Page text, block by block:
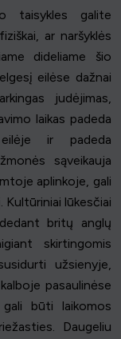
taisykles galite
ar naršyklės
dideliame šio
eilėse dažnai
judėjimas,
laikas padeda
eilėje ir padeda
sąveikauja
aplinkoje, gali
lūkesčiai
britų anglų
skirtingomis
užsienyje,
pasaulinėse
būti laikomos
Daugeliu